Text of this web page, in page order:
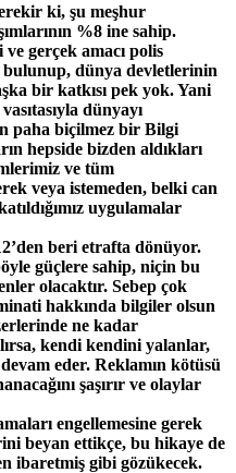
ki, şu meşhur
%8 ine sahip.
gerçek amacı polis
bulunup, dünya devletlerinin
bir katkısı pek yok. Yani
dünyayı
paha biçilmez bir Bilgi
hepside bizden aldıkları
ve tüm
veya istemeden, belki can
uygulamalar
beri etrafta dönüyor.
güçlere sahip, niçin bu
olacaktır. Sebep çok
hakkında bilgiler olsun
ne kadar
kendi kendini yalanlar,
eder. Reklamın kötüsü
şaşırır ve olaylar
engellemesine gerek
beyan ettikçe, bu hikaye de
ibaretmiş gibi gözükecek.